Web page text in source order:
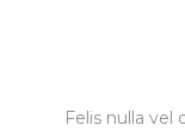
Felis nulla